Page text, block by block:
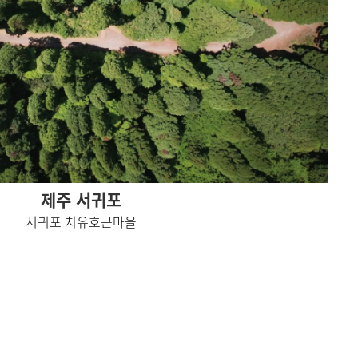
제주 서귀포
서귀포 치유호근마을